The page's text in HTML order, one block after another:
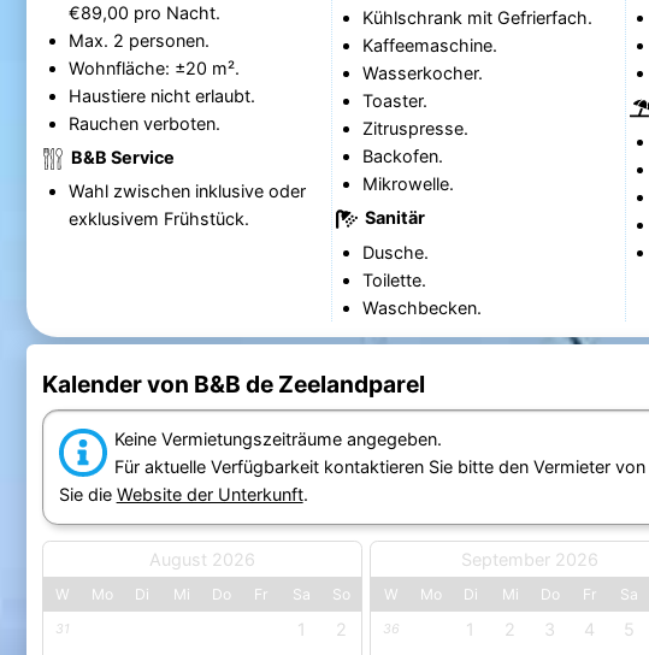
€89,00 pro Nacht.
Max. 2 personen.
Wohnfläche: ±20 m².
Haustiere nicht erlaubt.
Rauchen verboten.
B&B Service
Wahl zwischen inklusive oder
exklusivem Frühstück.
Kühlschrank mit Gefrierfach.
Kaffeemaschine.
Wasserkocher.
Toaster.
Zitruspresse.
Backofen.
Mikrowelle.
Sanitär
Dusche.
Toilette.
Waschbecken.
Kalender von B&B de Zeelandparel
Keine Vermietungszeiträume angegeben.
Für aktuelle Verfügbarkeit kontaktieren Sie bitte den Vermieter von
Sie die Website der Unterkunft.
August 2026
W Mo Di Mi Do Fr Sa So
31 1 2
September 2026
W Mo Di Mi Do Fr Sa
36 1 2 3 4 5